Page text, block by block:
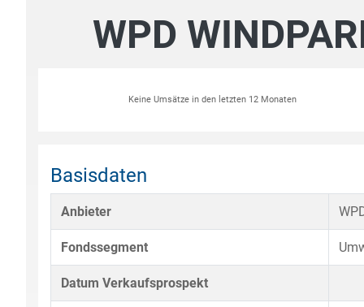
WPD
Keine Umsätze in den letzten 12 Monaten
Basisdaten
Anbieter
Fondssegment
Datum Verkaufsprospekt